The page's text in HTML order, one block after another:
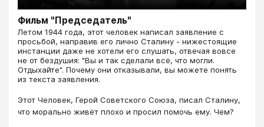
Фильм "Председатель"
​​​​​​​​​​​​​​​​​​​​​Летом 1944 года, этот человек написал заявление с
просьбой, направив его лично Сталину - нижестоящие
инстанции даже не хотели его слушать, отвечая вовсе
не от бездушия: "Вы и так сделали всё, что могли.
Отдыхайте". Почему они отказывали, вы можете понять
из текста заявления.
Этот Человек, Герой Советского Союза, писал Сталину,
что морально живёт плохо и просил помочь ему. Чем?